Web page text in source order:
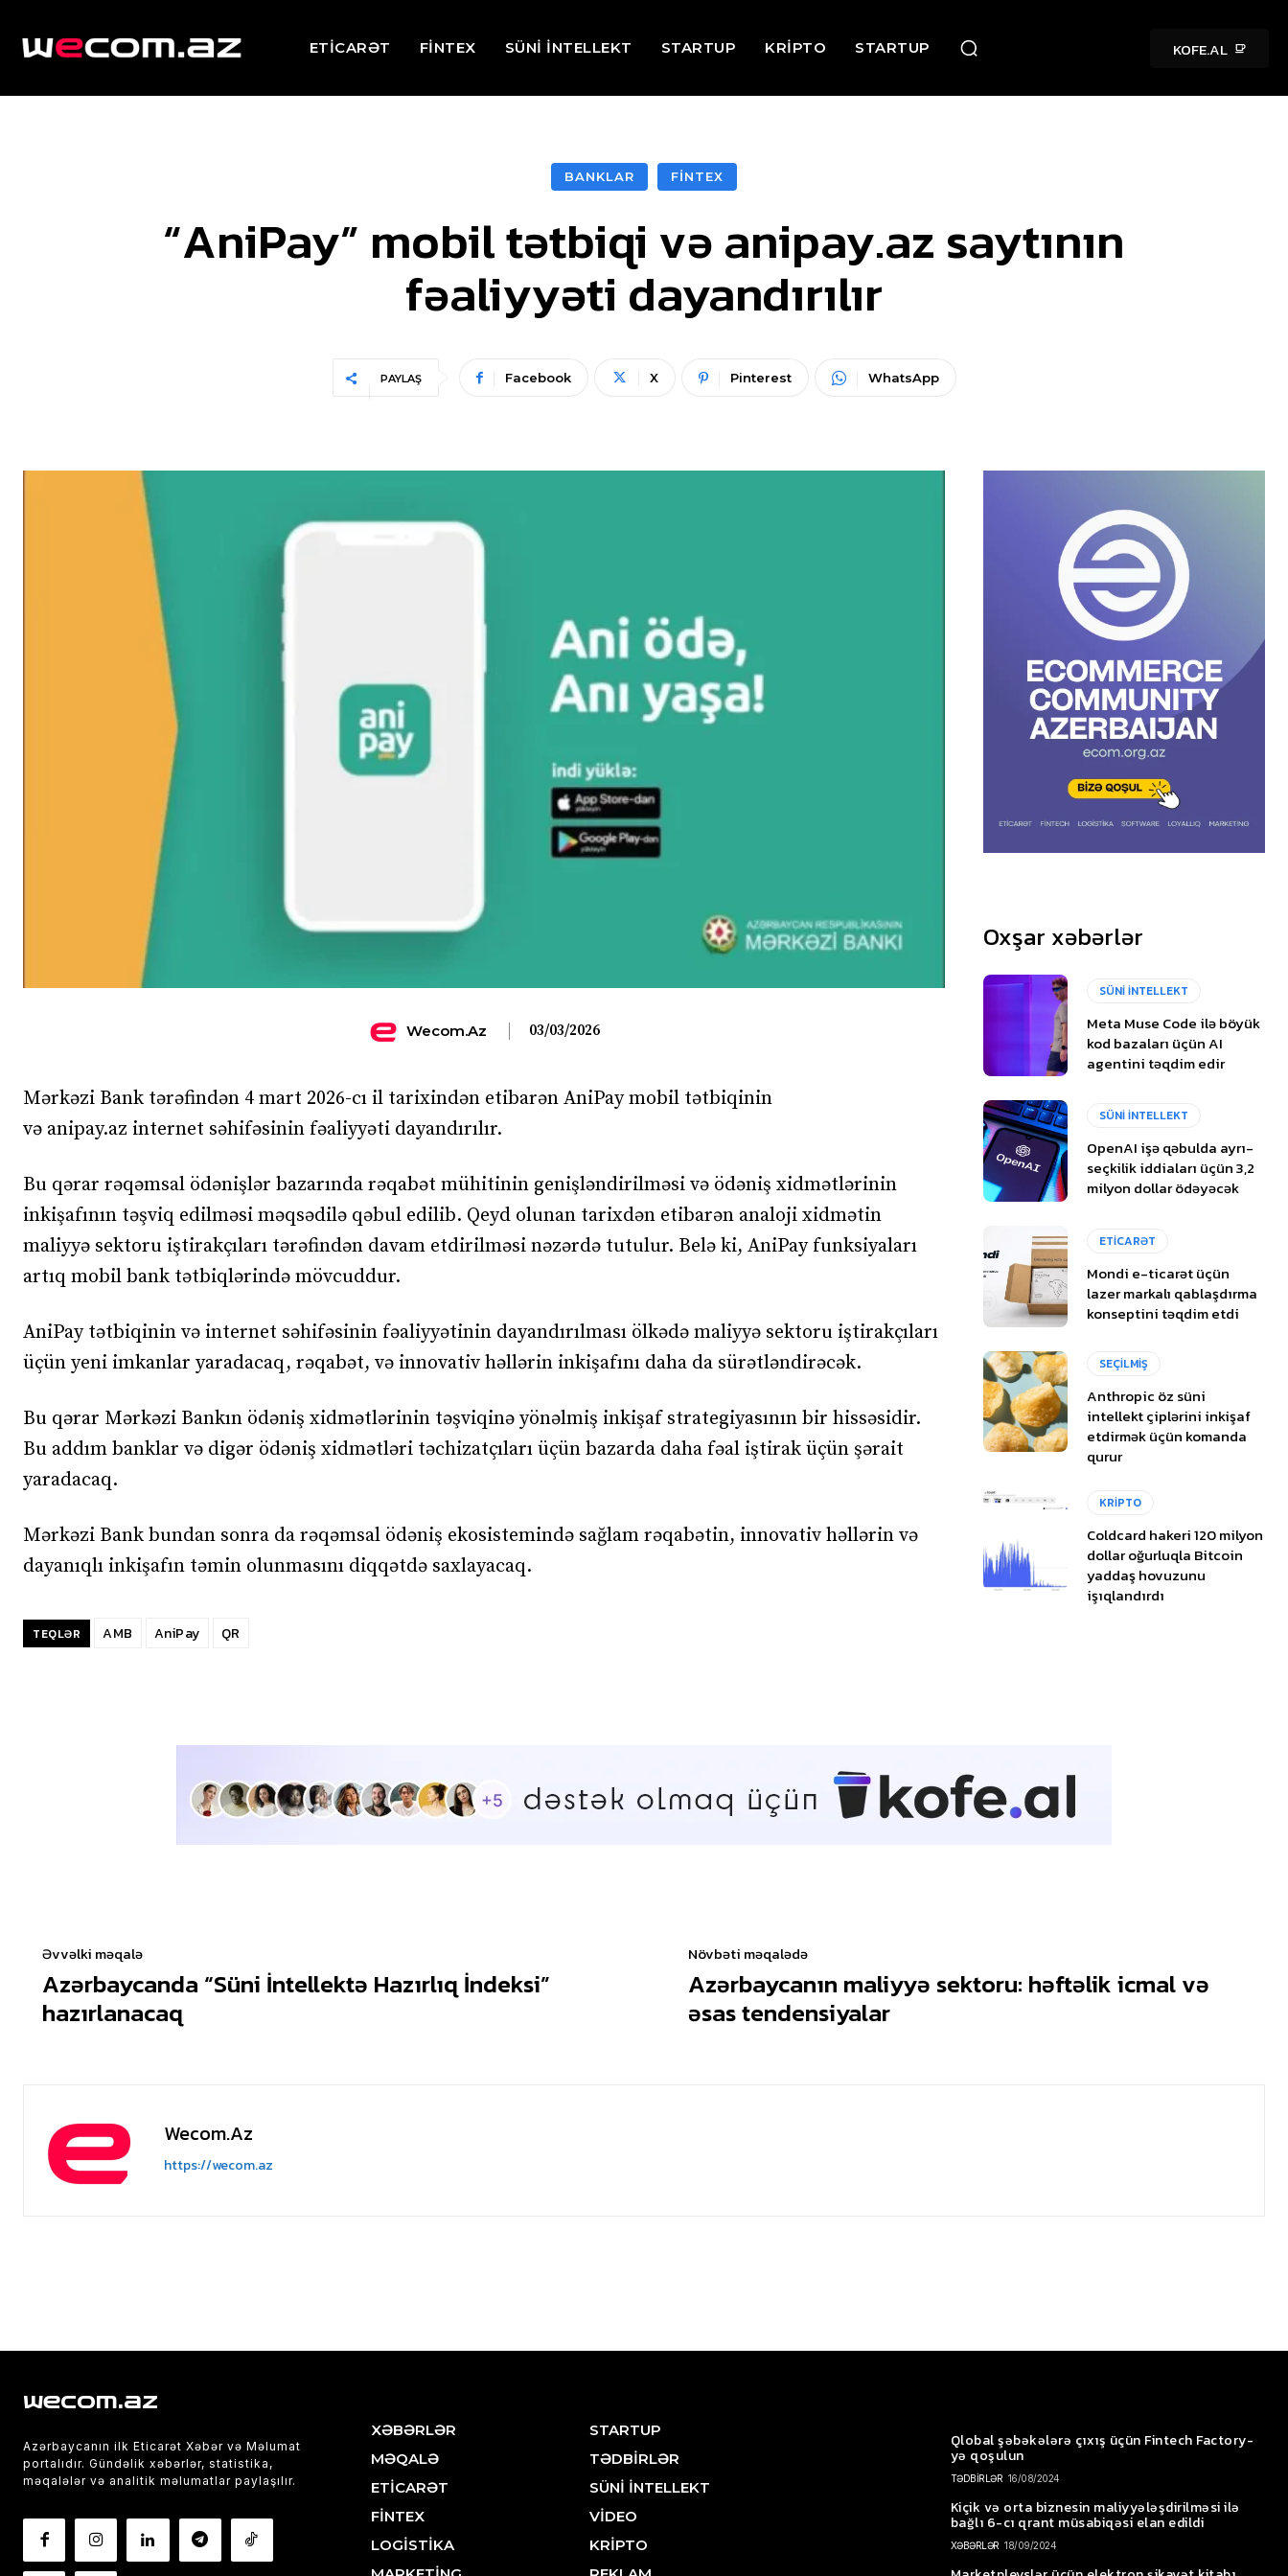
ETİCARƏT FİNTEX SÜNİ İNTELLEKT STARTUP KRİPTO STARTUP KOFE.AL
BANKLAR FİNTEX
“AniPay” mobil tətbiqi və anipay.az saytının
fəaliyyəti dayandırılır
PAYLAŞ Facebook X Pinterest WhatsApp
Wecom.az 03/03/2026
Mərkəzi Bank tərəfindən 4 mart 2026-cı il tarixindən etibarən AniPay mobil tətbiqinin
və anipay.az internet səhifəsinin fəaliyyəti dayandırılır.
Bu qərar rəqəmsal ödənişlər bazarında rəqabət mühitinin genişləndirilməsi və ödəniş xidmətlərinin
inkişafının təşviq edilməsi məqsədilə qəbul edilib. Qeyd olunan tarixdən etibarən analoji xidmətin
maliyyə sektoru iştirakçıları tərəfindən davam etdirilməsi nəzərdə tutulur. Belə ki, AniPay funksiyaları
artıq mobil bank tətbiqlərində mövcuddur.
AniPay tətbiqinin və internet səhifəsinin fəaliyyətinin dayandırılması ölkədə maliyyə sektoru iştirakçıları
üçün yeni imkanlar yaradacaq, rəqabət, və innovativ həllərin inkişafını daha da sürətləndirəcək.
Bu qərar Mərkəzi Bankın ödəniş xidmətlərinin təşviqinə yönəlmiş inkişaf strategiyasının bir hissəsidir.
Bu addım banklar və digər ödəniş xidmətləri təchizatçıları üçün bazarda daha fəal iştirak üçün şərait
yaradacaq.
Mərkəzi Bank bundan sonra da rəqəmsal ödəniş ekosistemində sağlam rəqabətin, innovativ həllərin və
dayanıqlı inkişafın təmin olunmasını diqqətdə saxlayacaq.
TEQLƏR AMB AniPay QR
Oxşar xəbərlər
SÜNİ İNTELLEKT
Meta Muse Code ilə böyük
kod bazaları üçün AI
agentini təqdim edir
SÜNİ İNTELLEKT
OpenAI işə qəbulda ayrı-
seçkilik iddiaları üçün 3,2
milyon dollar ödəyəcək
ETİCARƏT
Mondi e-ticarət üçün
lazer markalı qablaşdırma
konseptini təqdim etdi
SEÇİLMİŞ
Anthropic öz süni
intellekt çiplərini inkişaf
etdirmək üçün komanda
qurur
KRİPTO
Coldcard hakeri 120 milyon
dollar oğurluqla Bitcoin
yaddaş hovuzunu
işıqlandırdı
Əvvəlki məqalə
Azərbaycanda “Süni İntellektə Hazırlıq İndeksi”
hazırlanacaq
Növbəti məqalədə
Azərbaycanın maliyyə sektoru: həftəlik icmal və
əsas tendensiyalar
Wecom.az
https://wecom.az
wecom.az
Azərbaycanın ilk Eticarət Xəbər və Məlumat
portalıdır. Gündəlik xəbərlər, statistika,
məqalələr və analitik məlumatlar paylaşılır.
XƏBƏRLƏR
MƏQALƏ
ETİCARƏT
FİNTEX
LOGİSTİKA
STARTUP
TƏDBİRLƏR
SÜNİ İNTELLEKT
VİDEO
KRİPTO
Qlobal şəbəkələrə çıxış üçün Fintech Factory-
yə qoşulun
TƏDBİRLƏR 16/08/2024
Kiçik və orta biznesin maliyyələşdirilməsi ilə
bağlı 6-cı qrant müsabiqəsi elan edildi
XƏBƏRLƏR 18/09/2024